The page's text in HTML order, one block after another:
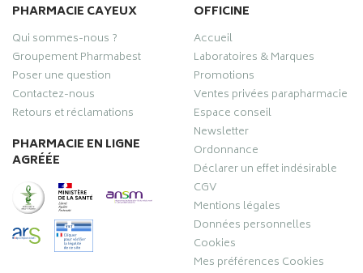
PHARMACIE CAYEUX
Qui sommes-nous ?
Groupement Pharmabest
Poser une question
Contactez-nous
Retours et réclamations
PHARMACIE EN LIGNE
AGRÉÉE
OFFICINE
Accueil
Laboratoires & Marques
Promotions
Ventes privées parapharmacie
Espace conseil
Newsletter
Ordonnance
Déclarer un effet indésirable
CGV
Mentions légales
Données personnelles
Cookies
Mes préférences Cookies